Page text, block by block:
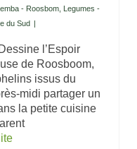
- Roosbom Legumes -
du Sud |
l’Espoir
de Roosboom,
issus du
midi partager un
la petite cuisine